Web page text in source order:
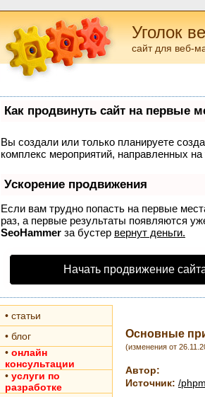
Уголок
сайт для веб-
Как продвинуть сайт на первые
Вы создали или только планируете
комплекс мероприятий, направленных
Ускорение продвижения
Если вам трудно попасть на первые
раз, а первые результаты появляются
SeoHammer за бустер вернут деньги.
Начать продвижение
• статьи
• блог
• онлайн
консультации
• услуги по
разработке
Основные
(изменения от
Автор:
Источник: /